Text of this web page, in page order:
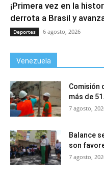
¡Primera vez en la
derrota a Brasil y
Deportes 6 agosto, 2026
Venezuela
Comisión
más de
7 agosto,
Balance
son
7 agosto,